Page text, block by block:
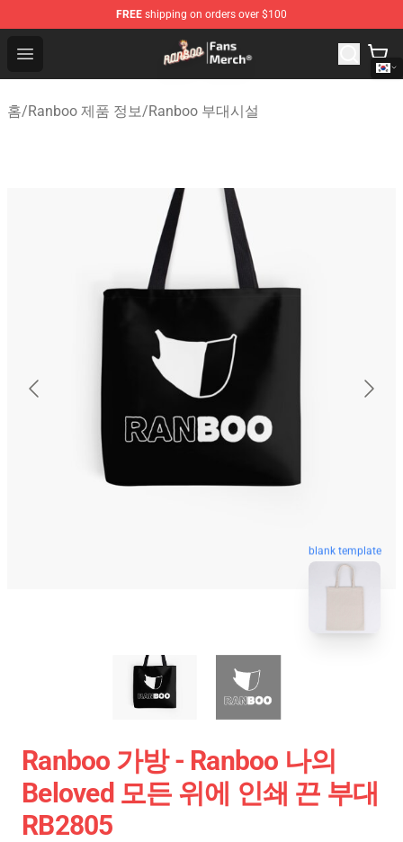
FREE shipping on orders over $100
Open menu
Ranboo Store - Official Ranboo Merchandise Shop
홈/Ranboo 제품 정보/Ranboo 부대시설
blank template
Ranboo 가방 - Ranboo 나의
Beloved 모든 위에 인쇄 끈 부대
RB2805